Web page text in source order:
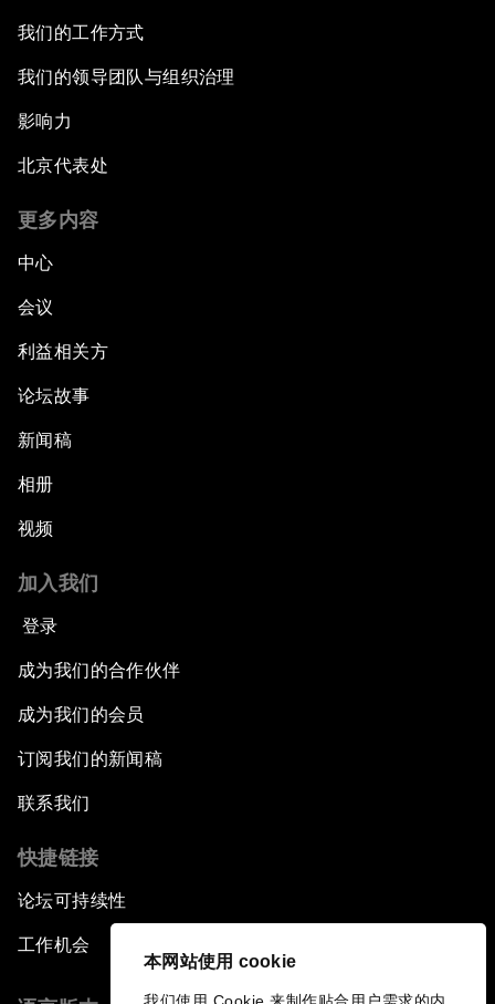
本网站使用 cookie
我们的工作方式
我们的领导团队与组织治理
影响力
北京代表处
更多内容
中心
会议
利益相关方
论坛故事
新闻稿
相册
视频
加入我们
登录
成为我们的合作伙伴
成为我们的会员
订阅我们的新闻稿
联系我们
快捷链接
论坛可持续性
工作机会